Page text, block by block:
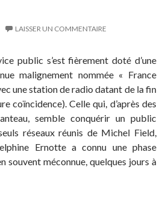
LAISSER UN COMMENTAIRE
public s’est fièrement doté d’une
malignement nommée « France
une station de radio datant de la fin
coïncidence). Celle qui, d’après des
semble conquérir un public
réseaux réunis de Michel Field,
Ernotte a connu une phase
souvent méconnue, quelques jours à